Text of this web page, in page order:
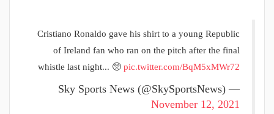
Cristiano Ronaldo gave his shirt to a young Republic
of Ireland fan who ran on the pitch after the final
whistle last night... 🥺 pic.twitter.com/BqM5xMWr72
— Sky Sports News (@SkySportsNews)
November 12, 2021